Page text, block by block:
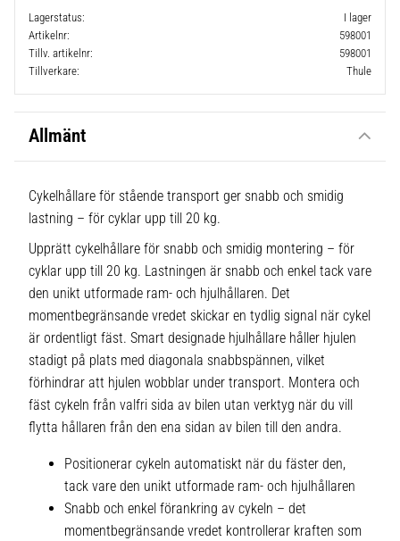
Lagerstatus
I lager
Artikelnr
598001
Tillv. artikelnr
598001
Tillverkare
Thule
Allmänt
Cykelhållare för stående transport ger snabb och smidig
lastning – för cyklar upp till 20 kg.
Upprätt cykelhållare för snabb och smidig montering – för
cyklar upp till 20 kg. Lastningen är snabb och enkel tack vare
den unikt utformade ram- och hjulhållaren. Det
momentbegränsande vredet skickar en tydlig signal när cykel
är ordentligt fäst. Smart designade hjulhållare håller hjulen
stadigt på plats med diagonala snabbspännen, vilket
förhindrar att hjulen wobblar under transport. Montera och
fäst cykeln från valfri sida av bilen utan verktyg när du vill
flytta hållaren från den ena sidan av bilen till den andra.
Positionerar cykeln automatiskt när du fäster den,
tack vare den unikt utformade ram- och hjulhållaren
Snabb och enkel förankring av cykeln – det
momentbegränsande vredet kontrollerar kraften som